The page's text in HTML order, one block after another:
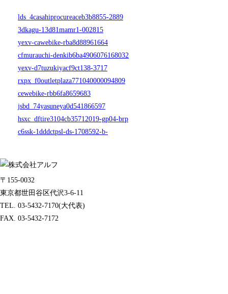
lds_4casahiprocureaceb3b8855-2889
3dkagu-13d81mamr1-002815
yexv-cawebike-rba8d88961664
cfmurauchi-denkib6ba4906076168032
yexv-d7tuzukiyacf9ct138-3717
rxpx_f0outletplaza771040000094809
cewebike-rbb6fa8659683
jsbd_74yasuneya0d541866597
hsxc_dftire3104cb35712019-gp04-brp
c6ssk-1dddctpsl-ds-1708592-b-
〒155-0032
東京都世田谷区代沢3-6-11
TEL. 03-5432-7170(大代表)
FAX. 03-5432-7172